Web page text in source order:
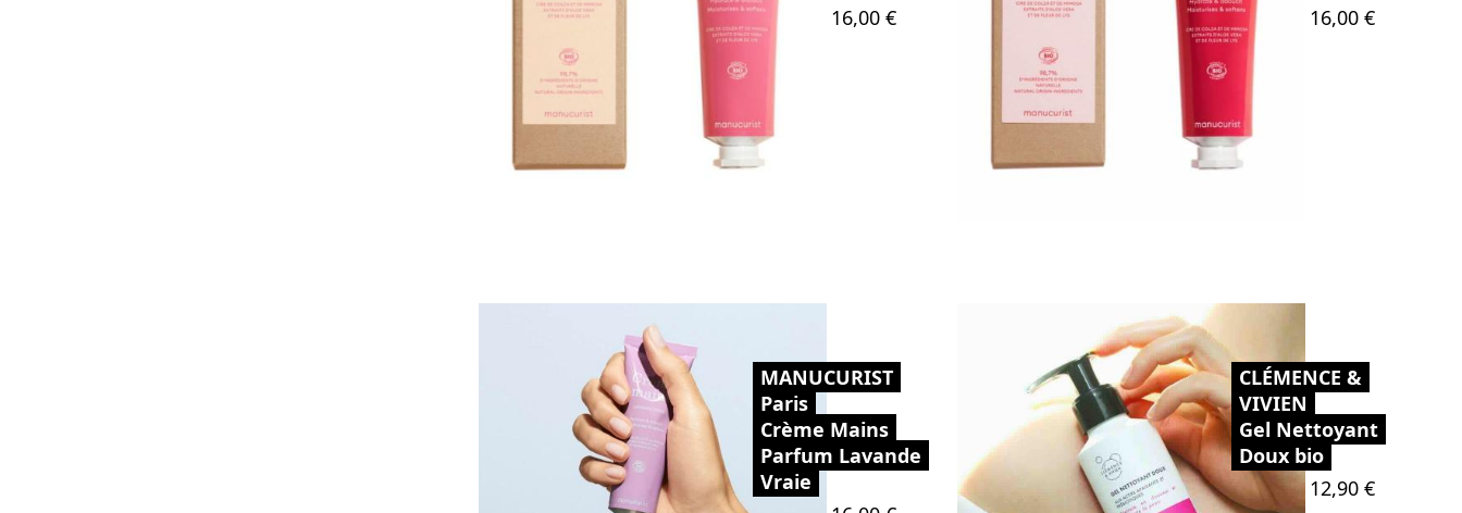
Prix
16,00 € Prix
16,00 €
MANUCURIST
Paris
Crème Mains
Parfum Lavande
Vraie
CLÉMENCE &
VIVIEN
Gel Nettoyant
Doux bio
Prix
12,90 €